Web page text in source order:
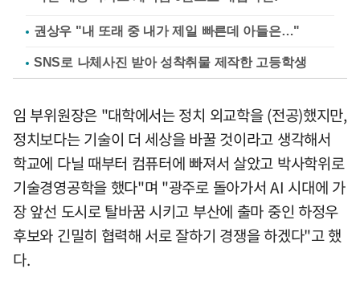
권상우 "내 또래 중 내가 제일 빠른데 아들은…"
SNS로 나체사진 받아 성착취물 제작한 고등학생
임 부위원장은 "대학에서는 정치 외교학을 (전공)했지만,
정치보다는 기술이 더 세상을 바꿀 것이라고 생각해서
학교에 다닐 때부터 컴퓨터에 빠져서 살았고 박사학위로
기술경영공학을 했다"며 "광주로 돌아가서 AI 시대에 가
장 앞선 도시로 탈바꿈 시키고 부산에 출마 중인 하정우
후보와 긴밀히 협력해 서로 잘하기 경쟁을 하겠다"고 했
다.